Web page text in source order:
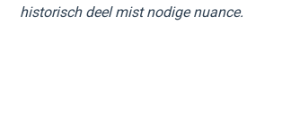
historisch deel mist nodige nuance.